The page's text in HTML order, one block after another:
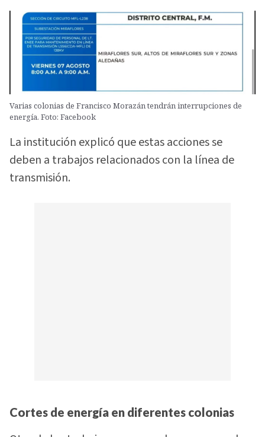
Varias colonias de Francisco Morazán tendrán interrupciones de
energía. Foto: Facebook
La institución explicó que estas acciones se
deben a trabajos relacionados con la línea de
transmisión.
Cortes de energía en diferentes colonias